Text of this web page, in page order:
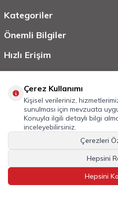
Kategoriler
Önemli Bilgiler
Hızlı Erişim
Tüm Hakkı
Çerez Kullanımı
Kişisel verileriniz,
sunulması için mevzuata
Konuyla ilgili detaylı bilgi
inceleyebilirsiniz.
Çerezleri
Hepsini
Hepsini